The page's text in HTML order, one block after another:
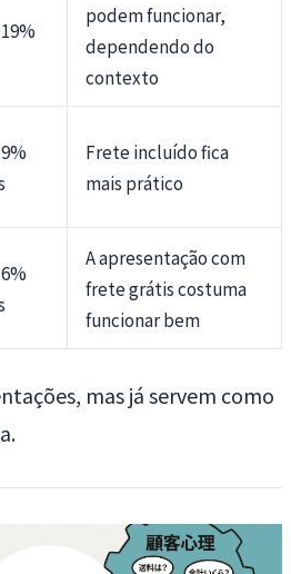
podem funcionar,
dependendo do
contexto
Frete incluído fica
mais prático
A apresentação com
frete grátis costuma
funcionar bem
mas já servem como